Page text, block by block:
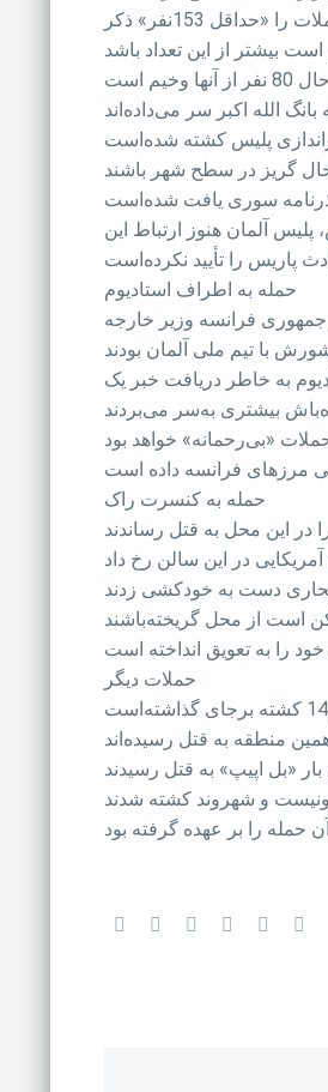
این حملات که در چندین نقطه ورزشی و تفریحی پاریس رخ داد دست‌کم 128 کشته برجای گذاشته است؛ شبکه خبری سی‌ان‌ان شمار کشته‌شدگان این حملات را «حداقل 153نفر» ذکر
آلمان هنوز ارتباط این
حمله به اطراف استادیوم
جمهوری فرانسه وزیر خارجه
به خاطر دریافت خبر یک
حمله به کنسرت راک
حملات دیگر